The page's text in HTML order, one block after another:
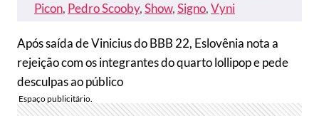
Picon, Pedro Scooby, Show, Signo, Vyni
Após saída de Vinicius do BBB 22, Eslovênia nota a
rejeição com os integrantes do quarto lollipop e pede
desculpas ao público